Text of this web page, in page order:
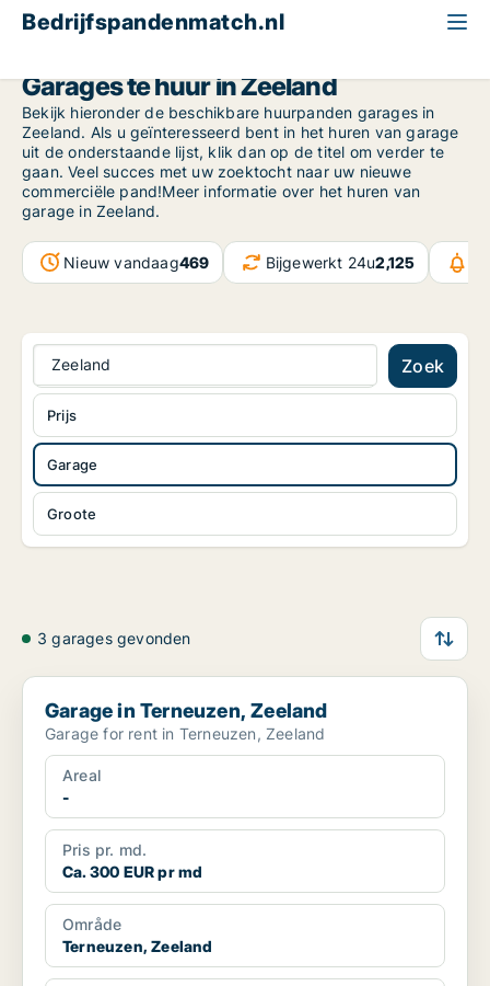
Bedrijfspandenmatch.nl
Garages te huur in Zeeland
Bekijk hieronder de beschikbare huurpanden garages in
Zeeland. Als u geïnteresseerd bent in het huren van garage
uit de onderstaande lijst, klik dan op de titel om verder te
gaan. Veel succes met uw zoektocht naar uw nieuwe
commerciële pand!Meer informatie over het huren van
garage in Zeeland.
Nieuw vandaag469 Bijgewerkt 24u2,125
Zeeland Zoek
Garage
Groote
Prijs
3 garages gevonden
Garage in Terneuzen, Zeeland
Garage in Terneuzen, Zeeland
Garage for rent in Terneuzen, Zeeland
Areal
-
Pris pr. md.
Ca. 300 EUR pr md
Område
Terneuzen, Zeeland